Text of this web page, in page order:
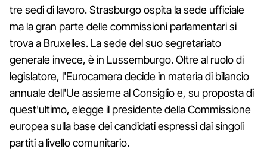
tre sedi di lavoro. Strasburgo ospita la sede ufficiale
ma la gran parte delle commissioni parlamentari si
trova a Bruxelles. La sede del suo segretariato
generale invece, è in Lussemburgo. Oltre al ruolo di
legislatore, l'Eurocamera decide in materia di bilancio
annuale dell'Ue assieme al Consiglio e, su proposta di
quest'ultimo, elegge il presidente della Commissione
europea sulla base dei candidati espressi dai singoli
partiti a livello comunitario.